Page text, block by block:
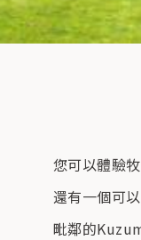
您可以體驗牧
還有一個可
毗鄰的